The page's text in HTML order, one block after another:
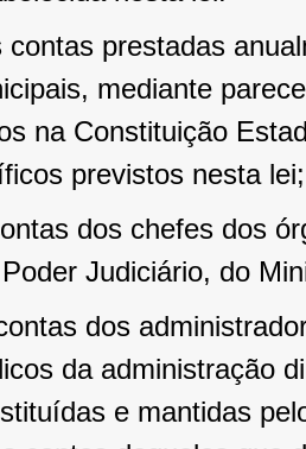
contas prestadas
mediante
na Constituição
previstos nesta lei;
dos chefes dos
Judiciário, do
dos
da administração
e mantidas